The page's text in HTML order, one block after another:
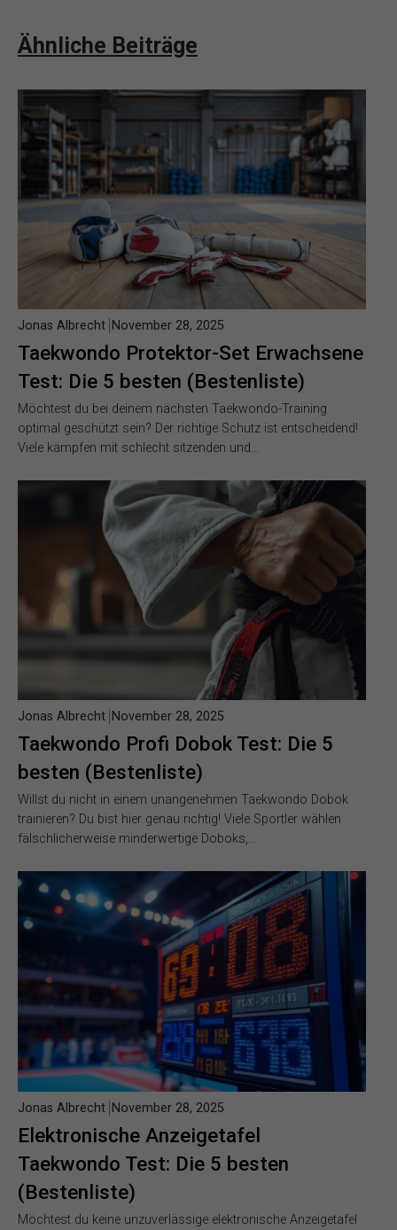
Ähnliche Beiträge
Taekwondo Protektor-Set Erwachsene
Test: Die 5 besten (Bestenliste)
Jonas Albrecht November 28, 2025
Möchtest du bei deinem nächsten Taekwondo-Training
optimal geschützt sein? Der richtige Schutz ist entscheidend!
Viele kämpfen mit schlecht sitzenden und…
Taekwondo Profi Dobok Test: Die 5
besten (Bestenliste)
Jonas Albrecht November 28, 2025
Willst du nicht in einem unangenehmen Taekwondo Dobok
trainieren? Du bist hier genau richtig! Viele Sportler wählen
fälschlicherweise minderwertige Doboks,…
Elektronische Anzeigetafel
Taekwondo Test: Die 5 besten
(Bestenliste)
Jonas Albrecht November 28, 2025
Möchtest du keine unzuverlässige elektronische Anzeigetafel